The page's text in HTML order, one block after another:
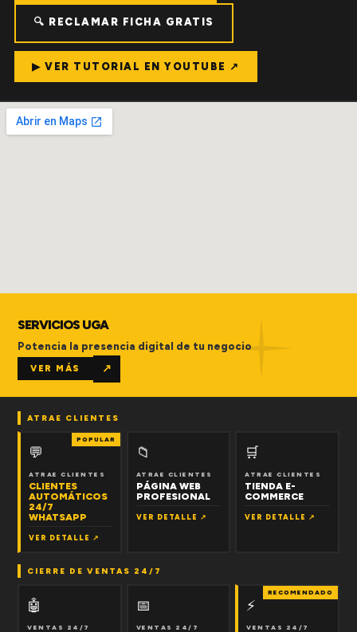
🔍 RECLAMAR FICHA GRATIS
▶ VER TUTORIAL EN YOUTUBE ↗
SERVICIOS UGA
Potencia la presencia digital de tu negocio
VER MÁS ↗
ATRAE CLIENTES
POPULAR
💬
ATRAE CLIENTES
CLIENTES
AUTOMÁTICOS
24/7
WHATSAPP
VER DETALLE ↗
📁
ATRAE CLIENTES
PÁGINA WEB
PROFESIONAL
VER DETALLE ↗
🛒
ATRAE CLIENTES
TIENDA E-
COMMERCE
VER DETALLE ↗
CIERRE DE VENTAS 24/7
🤖
VENTAS 24/7
📅
VENTAS 24/7
RECOMENDADO
⚡
VENTAS 24/7